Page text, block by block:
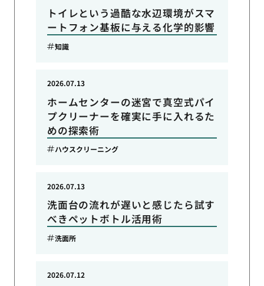
トイレという過酷な水辺環境がスマ
ートフォン基板に与える化学的影響
知識
ホームセンターの迷宮で真空式パイ
プクリーナーを確実に手に入れるた
めの探索術
2026.07.13
ハウスクリーニング
洗面台の流れが遅いと感じたら試す
べきペットボトル活用術
2026.07.13
洗面所
2026.07.12